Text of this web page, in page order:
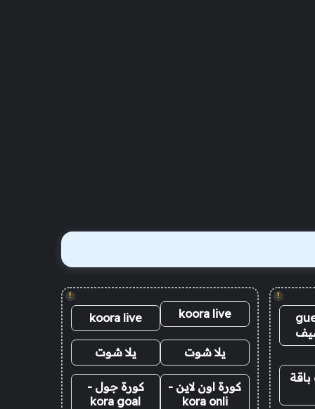
!
!
koora live
koora live
يلا شوت يلا شوت
كورة اون لاين -
kora onli
كورة جول -
kora goal